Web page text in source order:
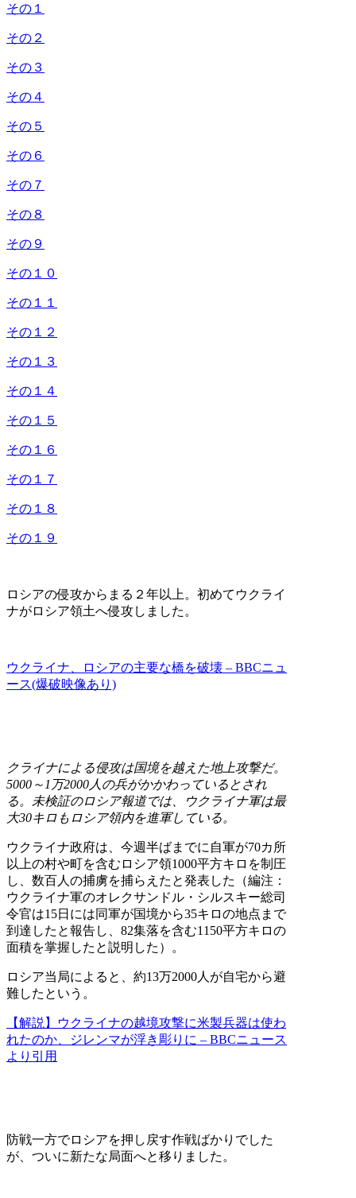
その１
その２
その３
その４
その５
その６
その７
その８
その９
その１０
その１１
その１２
その１３
その１４
その１５
その１６
その１７
その１８
その１９
ロシアの侵攻からまる２年以上。初めてウクライ
ナがロシア領土へ侵攻しました。
ウクライナ、ロシアの主要な橋を破壊 – BBCニュ
ース(爆破映像あり)
クライナによる侵攻は国境を越えた地上攻撃だ。
5000～1万2000人の兵がかかわっているとされ
る。未検証のロシア報道では、ウクライナ軍は最
大30キロもロシア領内を進軍している。
ウクライナ政府は、今週半ばまでに自軍が70カ所
以上の村や町を含むロシア領1000平方キロを制圧
し、数百人の捕虜を捕らえたと発表した（編注：
ウクライナ軍のオレクサンドル・シルスキー総司
令官は15日には同軍が国境から35キロの地点まで
到達したと報告し、82集落を含む1150平方キロの
面積を掌握したと説明した）。
ロシア当局によると、約13万2000人が自宅から避
難したという。
【解説】ウクライナの越境攻撃に米製兵器は使わ
れたのか、ジレンマが浮き彫りに – BBCニュース
より引用
防戦一方でロシアを押し戻す作戦ばかりでした
が、ついに新たな局面へと移りました。